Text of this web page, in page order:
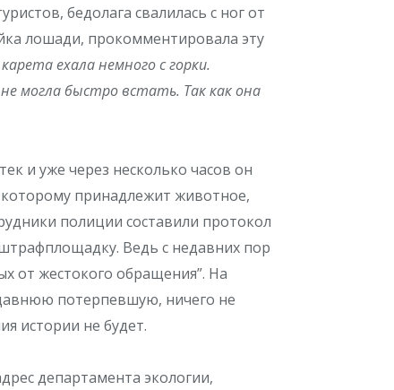
бедолага свалилась с ног от
лошади, прокомментировала эту
ехала немного с горки.
могла быстро встать. Так как она
и уже через несколько часов он
которому принадлежит животное,
полиции составили протокол
Ведь с недавних пор
от жестокого обращения”. На
потерпевшую, ничего не
истории не будет.
департамента экологии,